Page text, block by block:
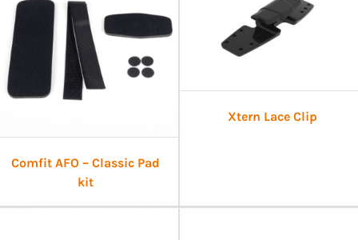
Comfit AFO – Classic Pad
kit
Xtern Lace Clip